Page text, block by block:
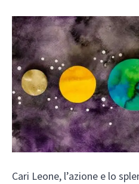
Cari Leone, l’azione e lo